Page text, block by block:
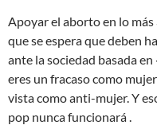
Apoyar el aborto en lo
que se espera que deben
ante la sociedad basada
eres un fracaso como
vista como anti-mujer. Y
pop nunca funcionará .